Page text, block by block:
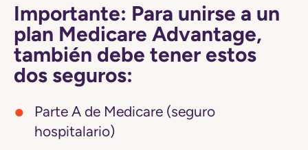
Importante: Para unirse a un
plan Medicare Advantage,
también debe tener estos
dos seguros:
Parte A de Medicare (seguro
hospitalario)